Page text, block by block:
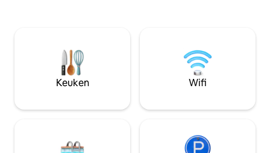
om te
avonden onder
brengen.
Keuken Wifi